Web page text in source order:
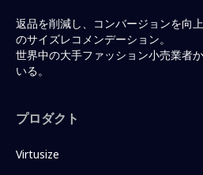
返品を削減し、コンバージョンを向
のサイズレコメンデーション。
世界中の大手ファッション小売業者
いる。
プロダクト
Virtusize